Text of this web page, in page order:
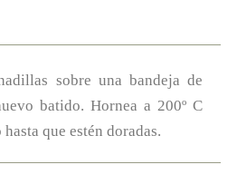
sobre una bandeja de
batido. Hornea a 200º C
que estén doradas.